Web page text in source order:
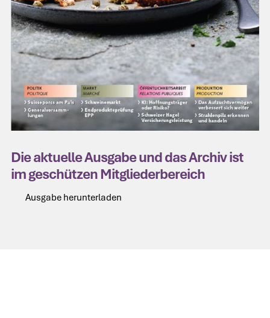
Die aktuelle Ausgabe und das Archiv ist
im geschützen Mitgliederbereich
Ausgabe herunterladen